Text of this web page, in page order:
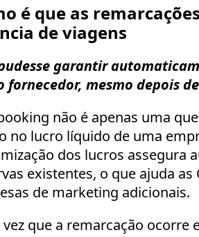
é que as
de viagens
garantir
fornecedor, mesmo depois
não é apenas uma
no lucro líquido de uma
dos lucros assegura
existentes, o que ajuda
de marketing adicionais.
que a remarcação ocorre